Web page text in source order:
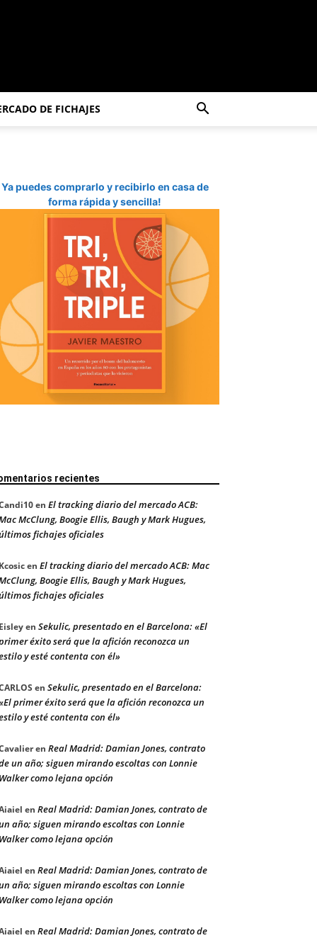
DE FICHAJES
Ya puedes comprarlo y recibirlo en casa de
forma rápida y sencilla!
recientes
en El tracking diario del mercado ACB:
McClung, Boogie Ellis, Baugh y Mark Hugues,
fichajes oficiales
Kcosicen El tracking diario del mercado ACB: Mac
Boogie Ellis, Baugh y Mark Hugues,
fichajes oficiales
Eisleyen Sekulic, presentado en el Barcelona: «El
éxito será que la afición reconozca un
y esté contenta con él»
en Sekulic, presentado en el Barcelona:
primer éxito será que la afición reconozca un
y esté contenta con él»
en Real Madrid: Damian Jones, contrato
un año; siguen mirando escoltas con Lonnie
Walker como lejana opción
en Real Madrid: Damian Jones, contrato de
año; siguen mirando escoltas con Lonnie
Walker como lejana opción
en Real Madrid: Damian Jones, contrato de
año; siguen mirando escoltas con Lonnie
Walker como lejana opción
en Real Madrid: Damian Jones, contrato de